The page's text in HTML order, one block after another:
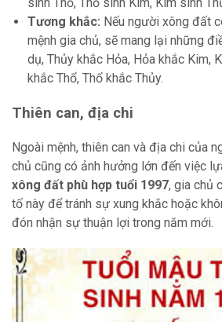
Tương khắc: Nếu người xông đất
mệnh gia chủ, sẽ mang lại những
dụ, Thủy khắc Hỏa, Hỏa khắc Kim,
khắc Thổ, Thổ khắc Thủy.
Thiên can, địa chi
Ngoài mệnh, thiên can và địa chi của
chủ cũng có ảnh hưởng lớn đến việc
xông đất phù hợp tuổi 1997, gia chủ
tố này để tránh sự xung khắc hoặc
đón nhận sự thuận lợi trong năm mới.